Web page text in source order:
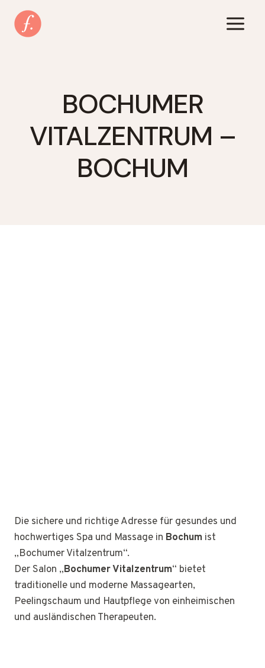
Inhalt
springen
BOCHUMER
VITALZENTRUM –
BOCHUM
Die sichere und richtige Adresse für gesundes und
hochwertiges Spa und Massage in Bochum ist
„Bochumer Vitalzentrum“.
Der Salon „Bochumer Vitalzentrum“ bietet
traditionelle und moderne Massagearten,
Peelingschaum und Hautpflege von einheimischen
und ausländischen Therapeuten.